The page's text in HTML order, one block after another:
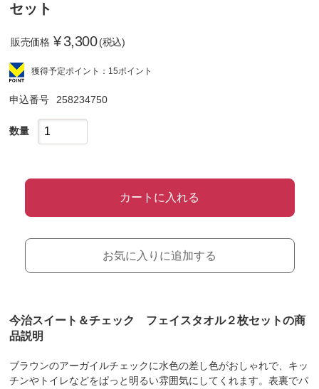
セット
販売価格 ¥3,300 (税込)
獲得予定ポイント：15ポイント
申込番号 258234750
数量
カートに入れる
お気に入りに追加する
今治スイート＆チェック フェイスタオル２枚セットの商
品説明
ブラウンのアーガイルチェックに水色の差し色がおしゃれで、キッ
チンやトイレなどをぱっと明るい雰囲気にしてくれます。表裏でパ